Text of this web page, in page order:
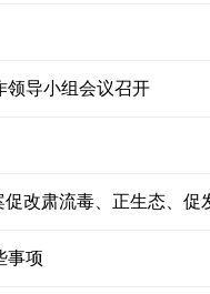
领导小组会议召开
改肃流毒、正生态、促
事项